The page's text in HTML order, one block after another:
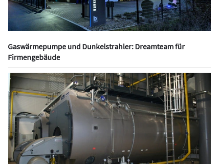
Gaswärmepumpe und Dunkelstrahler: Dreamteam für
Firmengebäude